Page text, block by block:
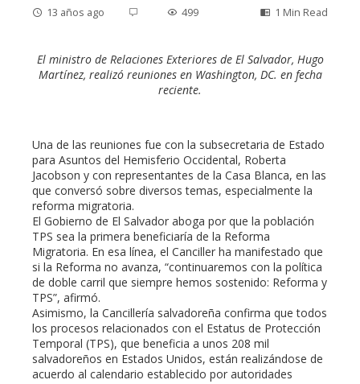
13 años ago 499 1 Min Read
El ministro de Relaciones Exteriores de El Salvador, Hugo
Martínez, realizó reuniones en Washington, DC. en fecha
reciente.
Una de las reuniones fue con la subsecretaria de Estado
para Asuntos del Hemisferio Occidental, Roberta
Jacobson y con representantes de la Casa Blanca, en las
que conversó sobre diversos temas, especialmente la
reforma migratoria.
El Gobierno de El Salvador aboga por que la población
TPS sea la primera beneficiaría de la Reforma
Migratoria. En esa línea, el Canciller ha manifestado que
si la Reforma no avanza, “continuaremos con la política
de doble carril que siempre hemos sostenido: Reforma y
TPS”, afirmó.
Asimismo, la Cancillería salvadoreña confirma que todos
los procesos relacionados con el Estatus de Protección
Temporal (TPS), que beneficia a unos 208 mil
salvadoreños en Estados Unidos, están realizándose de
acuerdo al calendario establecido por autoridades